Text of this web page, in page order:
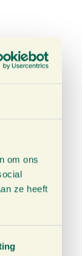
om ons
ze heeft